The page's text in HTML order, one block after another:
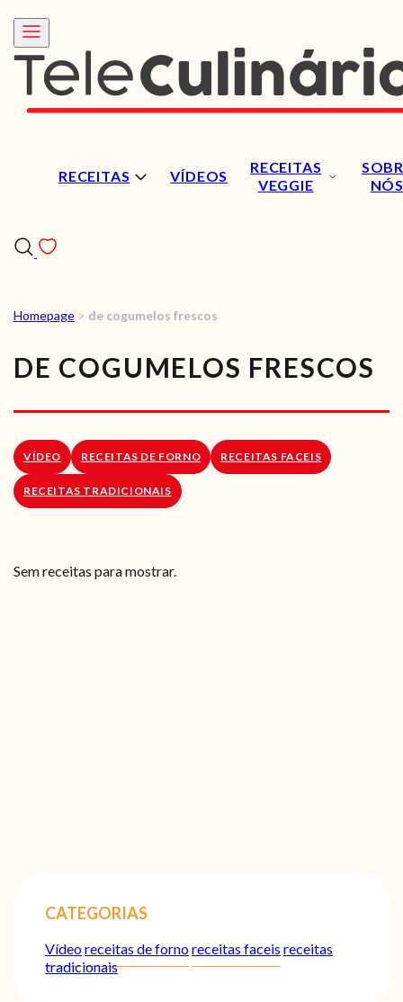
RECEITAS VÍDEOS
RECEITAS
VEGGIE
NÓS
RECEITAS
VÍDEOS
RECEITAS VEGGIE
SOBRE NÓS
LOJA ONLINE
Homepage > de cogumelos frescos
DE COGUMELOS FRESCOS
VÍDEO RECEITAS DE FORNO RECEITAS FACEIS
RECEITAS TRADICIONAIS
Sem receitas para mostrar.
CATEGORIAS
Vídeoreceitas de fornoreceitas faceis receitas
tradicionais